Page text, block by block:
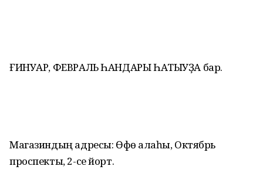
ҒИНУАР, ФЕВРАЛЬ ҺАНДАРЫ ҺАТЫУҘА бар.
Магазиндың адресы: Өфө ҡалаһы, Октябрь
проспекты, 2-се йорт.